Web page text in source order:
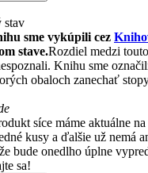
stav
sme vykúpili cez
stave.Rozdiel medzi
Knihu sme
obaloch zanechať
síce máme aktuálne
kusy a ďalšie už nemá
bude onedlho úplne
sa!